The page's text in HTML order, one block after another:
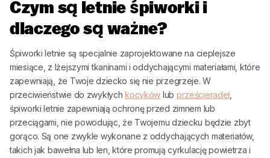
Czym są letnie śpiworki i
dlaczego są ważne?
Śpiworki letnie są specjalnie zaprojektowane na cieplejsze
miesiące, z lżejszymi tkaninami i oddychającymi materiałami, które
zapewniają, że Twoje dziecko się nie przegrzeje. W
przeciwieństwie do zwykłych kocyków lub prześcieradeł,
śpiworki letnie zapewniają ochronę przed zimnem lub
przeciągami, nie powodując, że Twojemu dziecku będzie zbyt
gorąco. Są one zwykle wykonane z oddychających materiałów,
takich jak bawełna lub len, które promują cyrkulację powietrza i